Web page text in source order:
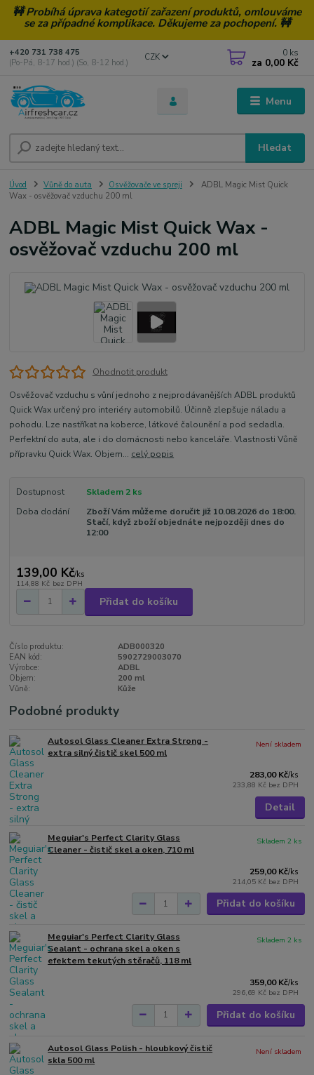
🚧 Probíhá úprava kategotií zařazení produktů, omlouváme
se za případné komplikace. Děkujeme za pochopení. 🚧
Menu
CZK
Hledat
+420 731 738 475
(Po-Pá, 8-17 hod.) (So, 8-12 hod.)
0 ks
za 0,00 Kč
Úvod Vůně do auta Osvěžovače ve spreji
ADBL Magic Mist Quick
Wax - osvěžovač vzduchu 200 ml
ADBL Magic Mist Quick Wax -
osvěžovač vzduchu 200 ml
Ohodnotit produkt
Osvěžovač vzduchu s vůní jednoho z nejprodávanějších ADBL produktů
Quick Wax určený pro interiéry automobilů. Účinně zlepšuje náladu a
pohodu. Lze nastříkat na koberce, látkové čalounění a pod sedadla.
Perfektní do auta, ale i do domácnosti nebo kanceláře. Vlastnosti Vůně
přípravku Quick Wax. Objem... celý popis
Dostupnost
Skladem 2 ks
Doba dodání
Zboží Vám můžeme doručit již 10.08.2026 do 18:00.
Stačí, když zboží objednáte nejpozději dnes do
12:00
139,00 Kč/ks
114,88 Kč bez DPH
Přidat do košíku
Číslo produktu:
ADB000320
EAN kód:
5902729003070
Výrobce:
ADBL
Objem:
200 ml
Vůně:
Kůže
Podobné produkty
Autosol Glass Cleaner Extra Strong -
extra silný čistič skel 500 ml
283,00 Kč/ks
233,88 Kč bez DPH
Není skladem
Detail
Meguiar's Perfect Clarity Glass
Cleaner - čistič skel a oken, 710 ml
259,00 Kč/ks
214,05 Kč bez DPH
Skladem 2 ks
Přidat do košíku
Meguiar's Perfect Clarity Glass
Sealant - ochrana skel a oken s
efektem tekutých stěračů, 118 ml
359,00 Kč/ks
296,69 Kč bez DPH
Skladem 2 ks
Přidat do košíku
Autosol Glass Polish - hloubkový čistič
skla 500 ml
Není skladem